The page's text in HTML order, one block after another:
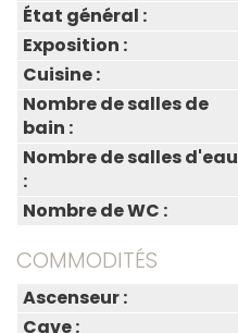
État général :
Exposition :
Cuisine :
Nombre de salles de
bain :
Nombre de salles d'eau
:
Nombre de WC :
COMMODITÉS
Ascenseur :
Cave :